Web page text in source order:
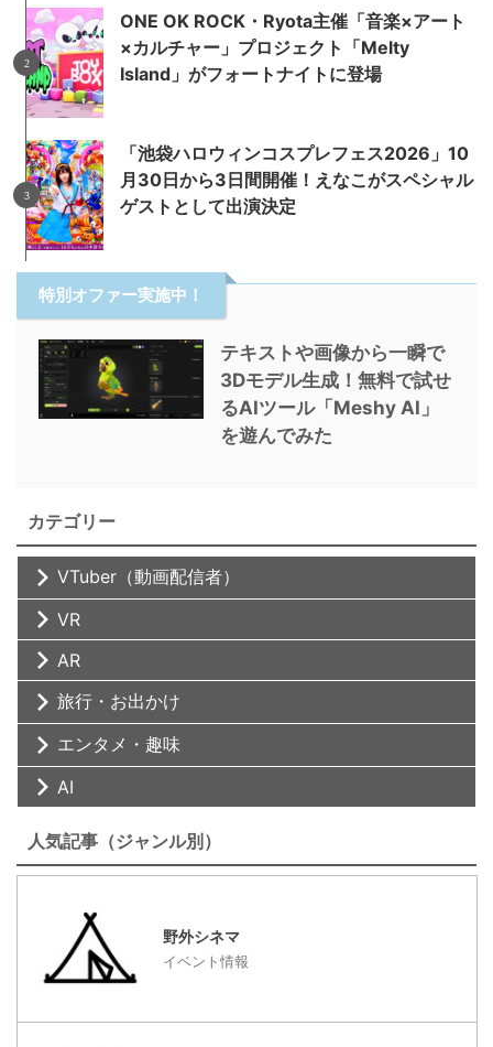
ONE OK ROCK・Ryota主催「音楽×アート
×カルチャー」プロジェクト「Melty
Island」がフォートナイトに登場
「池袋ハロウィンコスプレフェス2026」10
月30日から3日間開催！えなこがスペシャル
ゲストとして出演決定
特別オファー実施中！
テキストや画像から一瞬で
3Dモデル生成！無料で試せ
るAIツール「Meshy AI」
を遊んでみた
カテゴリー
VTuber（動画配信者）
VR
AR
旅行・お出かけ
エンタメ・趣味
AI
人気記事（ジャンル別）
野外シネマ
イベント情報